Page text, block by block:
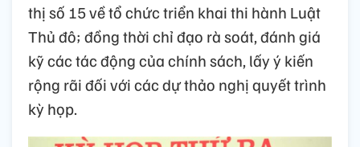
thị số 15 về tổ chức triển khai thi hành Luật
Thủ đô; đồng thời chỉ đạo rà soát, đánh giá
kỹ các tác động của chính sách, lấy ý kiến
rộng rãi đối với các dự thảo nghị quyết trình
kỳ họp.